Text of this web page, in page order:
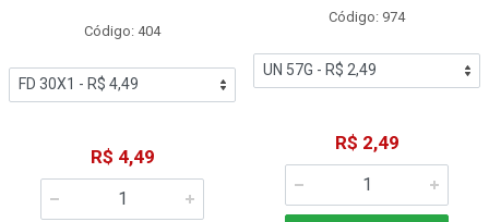
Código: 404
R$ 4,49
Código: 974
R$ 2,49